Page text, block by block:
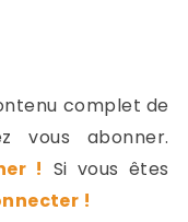
complet de
vous abonner.
! Si vous êtes
!